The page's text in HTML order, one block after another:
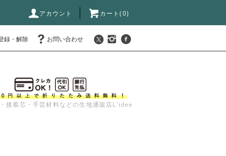
アカウント カート(0)
録・解除 お問い合わせ
接着芯・手芸材料などの生地通販店L'idee